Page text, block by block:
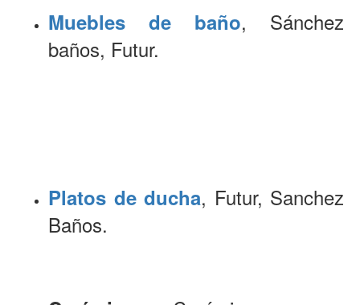
Muebles de baño,
Sánchez
baños, Futur.
Platos de ducha, Futur, Sanchez
Baños.